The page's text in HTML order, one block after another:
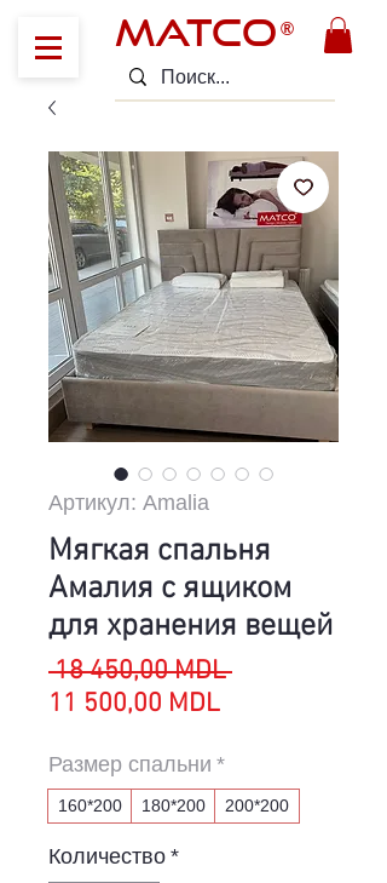
MATCO ®
Артикул: Amalia
Мягкая спальня
Амалия с ящиком
для хранения вещей
18 450,00 MDL Обычная
11 500,00 MDLСпеццена
Размер спальни *
160*200 180*200 200*200
Количество *